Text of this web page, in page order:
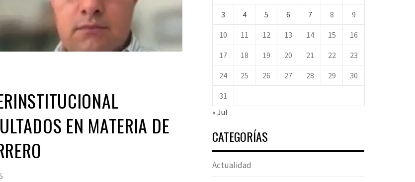
EN MATERIA DE
3 4 5 6 7 8 9
10 11 12 13 14 15 16
17 18 19 20 21 22 23
24 25 26 27 28 29 30
31
« Jul
CATEGORÍAS
Actualidad